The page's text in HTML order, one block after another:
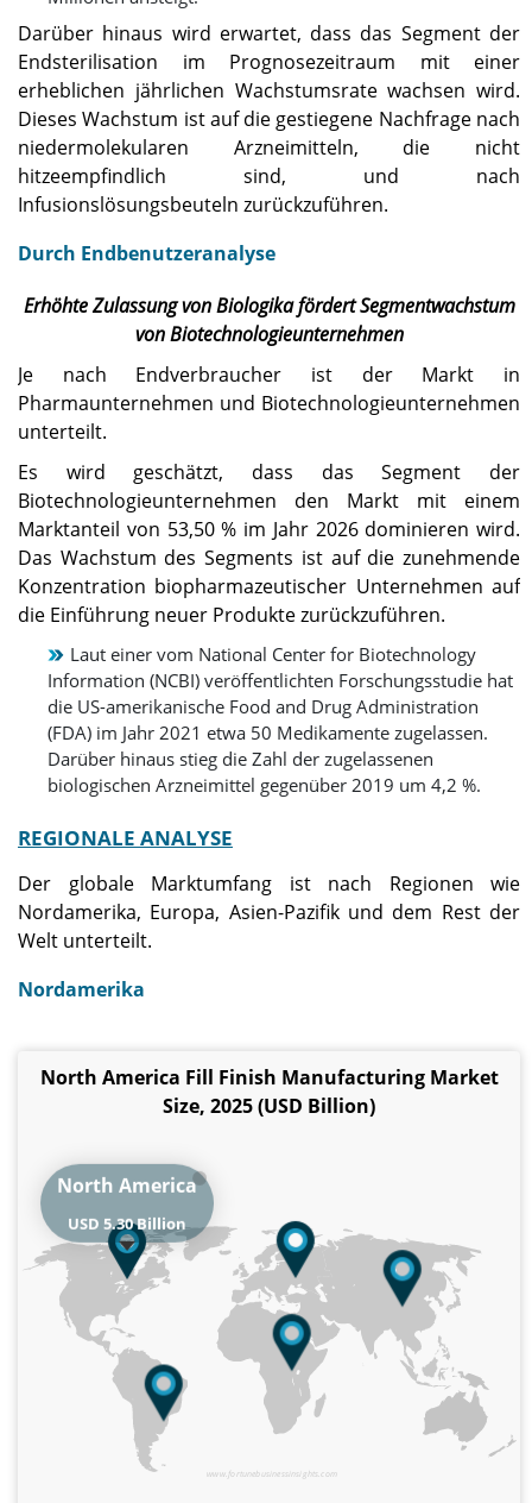
Darüber hinaus wird erwartet, dass das Segment der
Endsterilisation im Prognosezeitraum mit einer
erheblichen jährlichen Wachstumsrate wachsen wird.
Dieses Wachstum ist auf die gestiegene Nachfrage nach
niedermolekularen Arzneimitteln, die nicht
hitzeempfindlich sind, und nach
Infusionslösungsbeuteln zurückzuführen.
Durch Endbenutzeranalyse
Erhöhte Zulassung von Biologika fördert Segmentwachstum
von Biotechnologieunternehmen
Je nach Endverbraucher ist der Markt in
Pharmaunternehmen und Biotechnologieunternehmen
unterteilt.
Es wird geschätzt, dass das Segment der
Biotechnologieunternehmen den Markt mit einem
Marktanteil von 53,50 % im Jahr 2026 dominieren wird.
Das Wachstum des Segments ist auf die zunehmende
Konzentration biopharmazeutischer Unternehmen auf
die Einführung neuer Produkte zurückzuführen.
Laut einer vom National Center for Biotechnology
Information (NCBI) veröffentlichten Forschungsstudie hat
die US-amerikanische Food and Drug Administration
(FDA) im Jahr 2021 etwa 50 Medikamente zugelassen.
Darüber hinaus stieg die Zahl der zugelassenen
biologischen Arzneimittel gegenüber 2019 um 4,2 %.
REGIONALE ANALYSE
Der globale Marktumfang ist nach Regionen wie
Nordamerika, Europa, Asien-Pazifik und dem Rest der
Welt unterteilt.
Nordamerika
North America Fill Finish Manufacturing Market
Size, 2025 (USD Billion)
www.fortunebusinessinsights.com
North America
USD 5.30 Billion